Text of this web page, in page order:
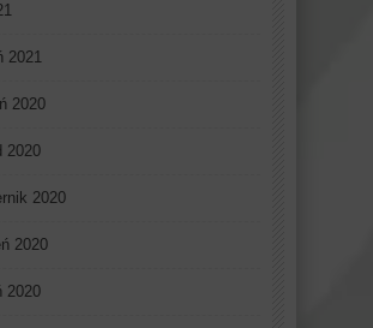
2021
2020
2020
2020
2020
2020